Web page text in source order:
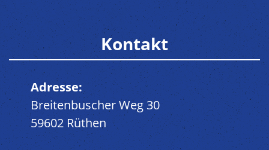
Kontakt
Adresse:
Breitenbuscher Weg 30
59602 Rüthen